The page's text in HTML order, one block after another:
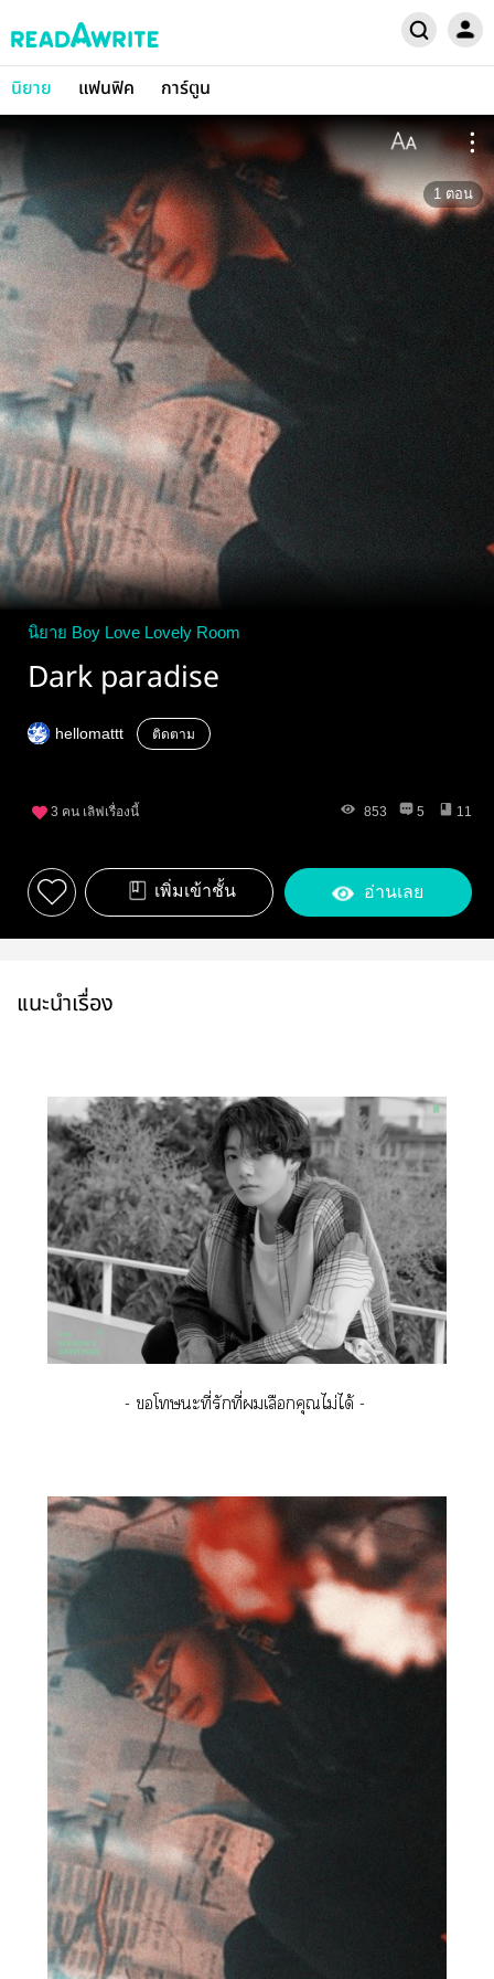
นิยาย แฟนฟิค การ์ตูน
1 ตอน
นิยาย Boy Love Lovely Room
Dark paradise
hellomattt ติดตาม
3 คน เลิฟเรื่องนี้ 853 5 11
เพิ่มเข้าชั้น อ่านเลย
แนะนำเรื่อง
- โะที่รักที่เลือกคุณไม่ได้ -